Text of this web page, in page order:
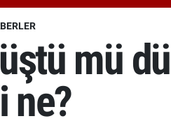
mü
ne?